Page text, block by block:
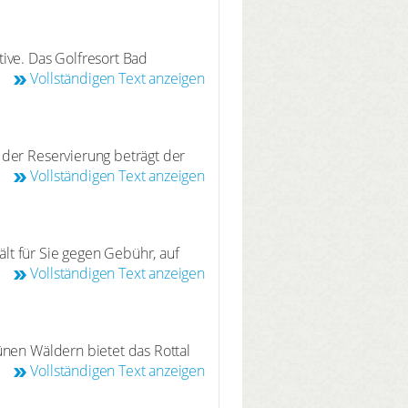
Das Golfresort Bad
Das gesamte
eine Greenfee-Ermäßigung
Kleinsten bietet die
für jeden Golfer eine schöne
die idyllische bayerische
Vollständigen Text anzeigen
Reservierung beträgt der
möglich.
Vollständigen Text anzeigen
für Sie gegen Gebühr, auf
Gruppe, gemütlich E-Biken
Radl-Weg, Strecken
und Kulturstätten laden zu
Vollständigen Text anzeigen
Wäldern bietet das Rottal
und die Region.
Vollständigen Text anzeigen